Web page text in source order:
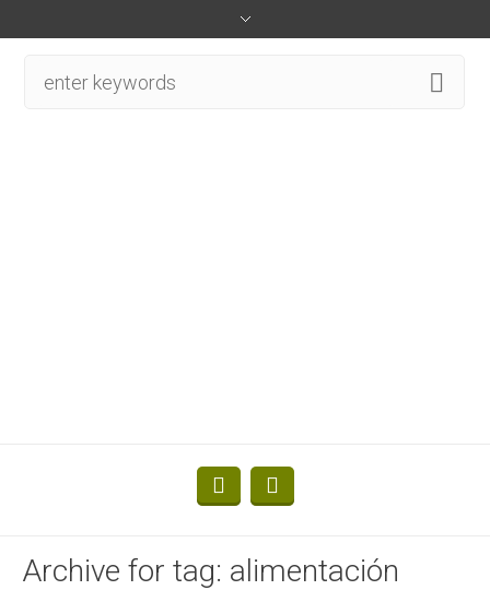
Archive for tag: alimentación